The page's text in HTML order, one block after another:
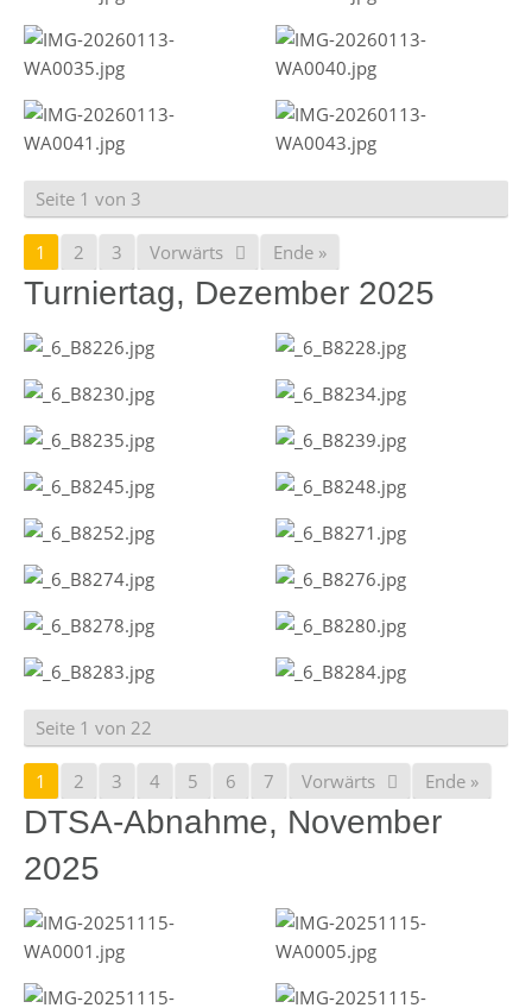
Seite 1 von 3
1 2 3 Vorwärts Ende »
Turniertag, Dezember 2025
Seite 1 von 22
1 2 3 4 5 6 7 Vorwärts Ende »
DTSA-Abnahme, November
2025